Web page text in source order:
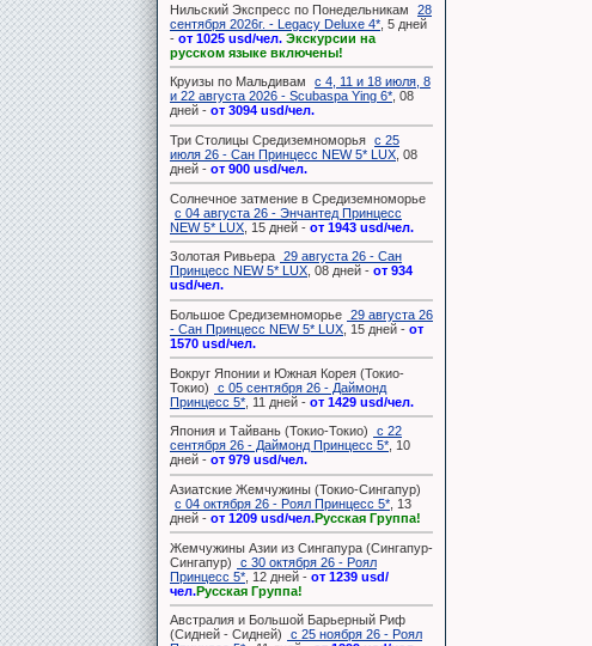
Нильский Экспресс по Понедельникам
28
сентября 2026г. - Legacy Deluxe 4* , 5 дней
- от 1025 usd/чел. Экскурсии на
русском языке включены!
Круизы по Мальдивам
с 4, 11 и 18 июля, 8
и 22 августа 2026 - Scubaspa Ying 6* , 08
дней - от 3094 usd/чел.
Три Столицы Средиземноморья с 25
июля 26 - Сан Принцесс NEW 5* LUX , 08
дней - от 900 usd/чел.
Солнечное затмение в Средиземноморье
с 04 августа 26 - Энчантед Принцесс
NEW 5* LUX , 15 дней - от 1943 usd/чел.
Золотая Ривьера 29 августа 26 - Сан
Принцесс NEW 5* LUX , 08 дней - от 934
usd/чел.
Большое Средиземноморье 29 августа 26
- Сан Принцесс NEW 5* LUX , 15 дней - от
1570 usd/чел.
Вокруг Японии и Южная Корея (Токио-
Токио)
с 05 сентября 26 - Даймонд
Принцесс 5* , 11 дней - от 1429 usd/чел.
Япония и Тайвань (Токио-Токио)
с 22
сентября 26 - Даймонд Принцесс 5* , 10
дней - от 979 usd/чел.
Азиатские Жемчужины (Токио-Сингапур)
с 04 октября 26 - Роял Принцесс 5* , 13
дней - от 1209 usd/чел.Русская Группа!
Жемчужины Азии из Сингапура (Сингапур-
Сингапур)
с 30 октября 26 - Роял
Принцесс 5* , 12 дней - от 1239 usd/
чел.Русская Группа!
Австралия и Большой Барьерный Риф
(Сидней - Сидней)
с 25 ноября 26 - Роял